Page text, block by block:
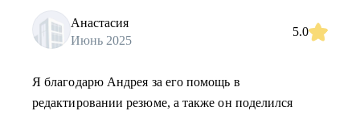
Анастасия
Июнь 2025
5.0
Я благодарю Андрея за его помощь в
редактировании резюме, а также он поделился